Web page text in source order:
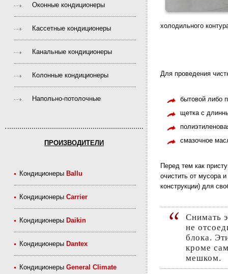
Оконные кондиционеры
Кассетные кондиционеры
Канальные кондиционеры
Колонные кондиционеры
Напольно-потолочные
ПРОИЗВОДИТЕЛИ
Кондиционеры Ballu
КондиционерыCarrier
Кондиционеры Daikin
Кондиционеры Dantex
КондиционерыGeneral Climate
холодильного
Для проведения
бытовой либо
щетка с
смазочное
Перед тем как
очистить от мусора
конструкции) для
Снимать элементы внешнего блока необходимо аккуратно, чтобы
не
блока.
кроме
мешком.